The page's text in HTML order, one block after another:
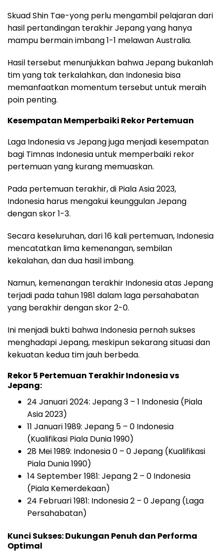
Skuad Shin Tae-yong perlu mengambil pelajaran dari
hasil pertandingan terakhir Jepang yang hanya
mampu bermain imbang 1-1 melawan Australia.
Hasil tersebut menunjukkan bahwa Jepang bukanlah
tim yang tak terkalahkan, dan Indonesia bisa
memanfaatkan momentum tersebut untuk meraih
poin penting.
Kesempatan Memperbaiki Rekor Pertemuan
Laga Indonesia vs Jepang juga menjadi kesempatan
bagi Timnas Indonesia untuk memperbaiki rekor
pertemuan yang kurang memuaskan.
Pada pertemuan terakhir, di Piala Asia 2023,
Indonesia harus mengakui keunggulan Jepang
dengan skor 1-3.
Secara keseluruhan, dari 16 kali pertemuan, Indonesia
mencatatkan lima kemenangan, sembilan
kekalahan, dan dua hasil imbang.
Namun, kemenangan terakhir Indonesia atas Jepang
terjadi pada tahun 1981 dalam laga persahabatan
yang berakhir dengan skor 2-0.
Ini menjadi bukti bahwa Indonesia pernah sukses
menghadapi Jepang, meskipun sekarang situasi dan
kekuatan kedua tim jauh berbeda.
Rekor 5 Pertemuan Terakhir Indonesia vs
Jepang:
24 Januari 2024: Jepang 3 – 1 Indonesia (Piala
Asia 2023)
11 Januari 1989: Jepang 5 – 0 Indonesia
(Kualifikasi Piala Dunia 1990)
28 Mei 1989: Indonesia 0 – 0 Jepang (Kualifikasi
Piala Dunia 1990)
14 September 1981: Jepang 2 – 0 Indonesia
(Piala Kemerdekaan)
24 Februari 1981: Indonesia 2 – 0 Jepang (Laga
Persahabatan)
Kunci Sukses: Dukungan Penuh dan Performa
Optimal